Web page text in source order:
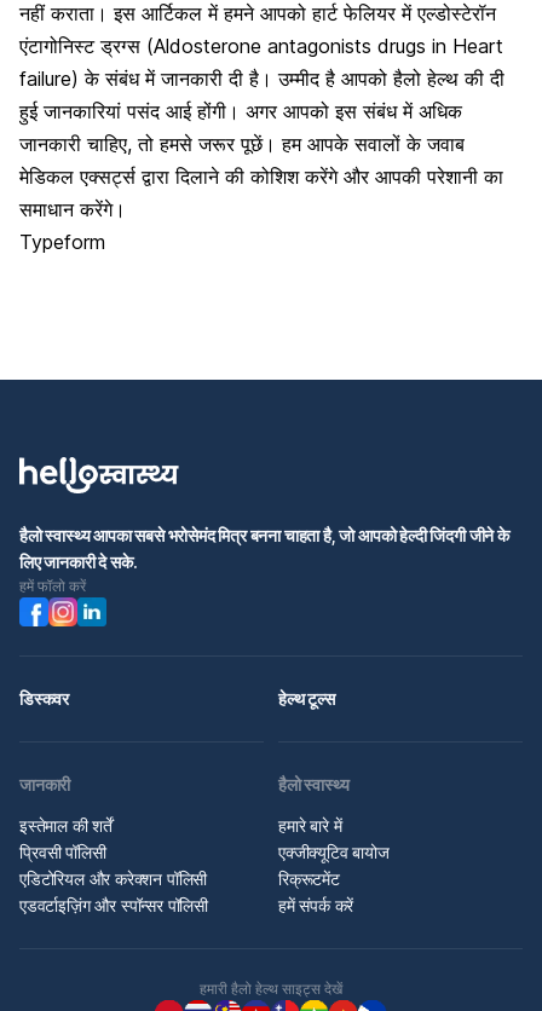
नहीं कराता। इस आर्टिकल में हमने आपको हार्ट फेलियर में एल्डोस्टेरॉन
एंटागोनिस्ट ड्रग्स (Aldosterone antagonists drugs in Heart
failure) के संबंध में जानकारी दी है। उम्मीद है आपको हैलो हेल्थ की दी
हुई जानकारियां पसंद आई होंगी। अगर आपको इस संबंध में अधिक
जानकारी चाहिए, तो हमसे जरूर पूछें। हम आपके सवालों के जवाब
मेडिकल एक्सर्ट्स द्वारा दिलाने की कोशिश करेंगे और आपकी परेशानी का
समाधान करेंगे।
Typeform
हैलो स्वास्थ्य आपका सबसे भरोसेमंद मित्र बनना चाहता है, जो आपको हेल्दी जिंदगी जीने के
लिए जानकारी दे सके.
हमें फॉलो करें
डिस्कवर हेल्थ टूल्स
जानकारी
इस्तेमाल की शर्तें
प्रिवसी पॉलिसी
एडिटोरियल और करेक्शन पॉलिसी
एडवर्टाइज़िंग और स्पॉन्सर पॉलिसी
हैलो स्वास्थ्य
हमारे बारे में
एक्जीक्यूटिव बायोज
रिक्रूटमेंट
हमें संपर्क करें
हमारी हैलो हेल्थ साइट्स देखें